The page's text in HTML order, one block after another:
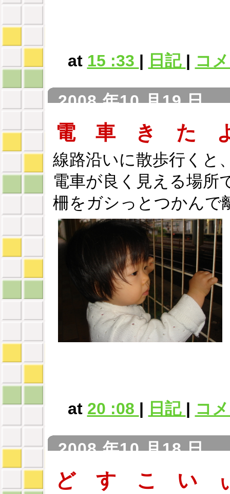
at 15 :33 | 日記 | コ
2008 年10 月19 日
電 車 き た
線路沿いに散歩行くと
電車が良く見える場所
柵をガシっとつかんで
at 20 :08 | 日記 | コ
2008 年10 月18 日
ど す こ い